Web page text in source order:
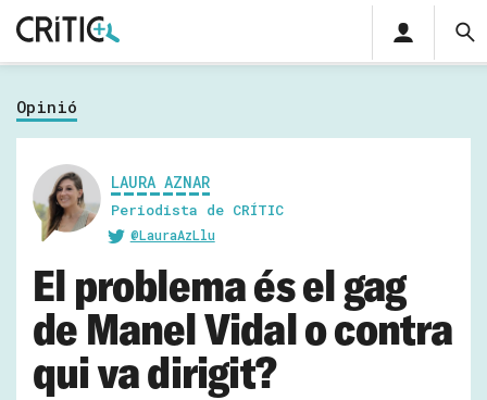
Cerca
privada
Inicia sessió
Opinió
LAURA AZNAR
Periodista de CRÍTIC
@LauraAzLlu
El problema és el gag
de Manel Vidal o contra
qui va dirigit?